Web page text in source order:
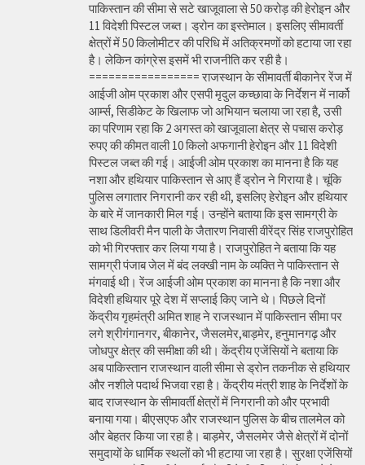
पाकिस्तान की सीमा से सटे खाजूवाला से 50 करोड़ की हेरोइन और
11 विदेशी पिस्टल जब्त। ड्रोन का इस्तेमाल। इसलिए सीमावर्ती
क्षेत्रों में 50 किलोमीटर की परिधि में अतिक्रमणों को हटाया जा रहा
है। लेकिन कांग्रेस इसमें भी राजनीति कर रही है।
================= राजस्थान के सीमावर्ती बीकानेर रेंज में
आईजी ओम प्रकाश और एसपी मृदुल कच्छावा के निर्देशन में नार्को
आर्म्स, सिडीकेट के खिलाफ जो अभियान चलाया जा रहा है, उसी
का परिणाम रहा कि 2 अगस्त को खाजूवाला क्षेत्र से पचास करोड़
रुपए की कीमत वाली 10 किलो अफगानी हेरोइन और 11 विदेशी
पिस्टल जब्त की गई। आईजी ओम प्रकाश का मानना है कि यह
नशा और हथियार पाकिस्तान से आए हैं ड्रोन ने गिराया है। चूंकि
पुलिस लगातार निगरानी कर रही थी, इसलिए हेरोइन और हथियार
के बारे में जानकारी मिल गई। उन्होंने बताया कि इस सामग्री के
साथ डिलीवरी मैन पाली के जैतारण निवासी वीरेंद्र सिंह राजपुरोहित
को भी गिरफ्तार कर लिया गया है। राजपुरोहित ने बताया कि यह
सामग्री पंजाब जेल में बंद लक्खी नाम के व्यक्ति ने पाकिस्तान से
मंगवाई थी। रेंज आईजी ओम प्रकाश का मानना है कि नशा और
विदेशी हथियार पूरे देश में सप्लाई किए जाने थे। पिछले दिनों
केंद्रीय गृहमंत्री अमित शाह ने राजस्थान में पाकिस्तान सीमा पर
लगे श्रीगंगानगर, बीकानेर, जैसलमेर,बाड़मेर, हनुमानगढ़ और
जोधपुर क्षेत्र की समीक्षा की थी। केंद्रीय एजेंसियों ने बताया कि
अब पाकिस्तान राजस्थान वाली सीमा से ड्रोन तकनीक से हथियार
और नशीले पदार्थ भिजवा रहा है। केंद्रीय मंत्री शाह के निर्देशों के
बाद राजस्थान के सीमावर्ती क्षेत्रों में निगरानी को और प्रभावी
बनाया गया। बीएसएफ और राजस्थान पुलिस के बीच तालमेल को
और बेहतर किया जा रहा है। बाड़मेर, जैसलमेर जैसे क्षेत्रों में दोनों
समुदायों के धार्मिक स्थलों को भी हटाया जा रहा है। सुरक्षा एजेंसियों